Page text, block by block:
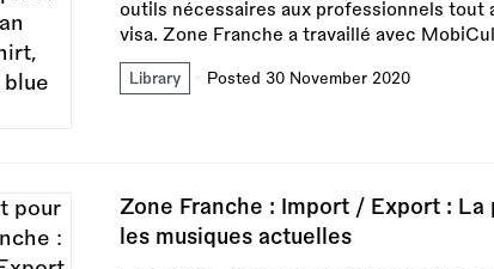
outils nécessaires aux professionnels tout
visa. Zone Franche a travaillé avec
Library Posted 30 November 2020
Zone Franche : Import / Export :
les musiques actuelles